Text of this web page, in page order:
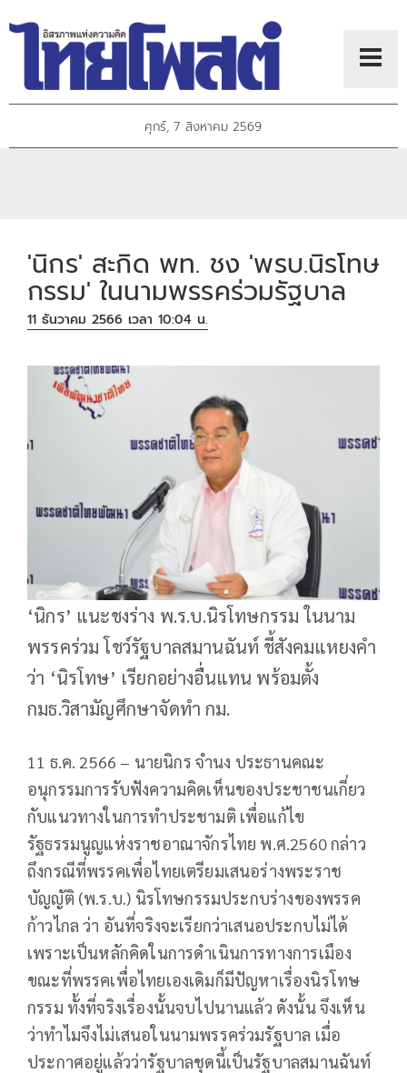
ศุกร์, 7 สิงหาคม 2569
'นิกร' สะกิด พท. ชง 'พรบ.นิรโทษ
กรรม' ในนามพรรคร่วมรัฐบาล
11 ธันวาคม 2566 เวลา 10:04 น.
‘นิกร’ แนะชงร่าง พ.ร.บ.นิรโทษกรรม ในนาม
พรรคร่วม โชว์รัฐบาลสมานฉันท์ ชี้สังคมแหยงคำ
ว่า ‘นิรโทษ’ เรียกอย่างอื่นแทน พร้อมตั้ง
กมธ.วิสามัญศึกษาจัดทำ กม.
11 ธ.ค. 2566 – นายนิกร จำนง ประธานคณะ
อนุกรรมการรับฟังความคิดเห็นของประชาชนเกี่ยว
กับแนวทางในการทำประชามติ เพื่อแก้ไข
รัฐธรรมนูญแห่งราชอาณาจักรไทย พ.ศ.2560 กล่าว
ถึงกรณีที่พรรคเพื่อไทยเตรียมเสนอร่างพระราช
บัญญัติ (พ.ร.บ.) นิรโทษกรรมประกบร่างของพรรค
ก้าวไกล ว่า อันที่จริงจะเรียกว่าเสนอประกบไม่ได้
เพราะเป็นหลักคิดในการดำเนินการทางการเมือง
ขณะที่พรรคเพื่อไทยเองเดิมก็มีปัญหาเรื่องนิรโทษ
กรรม ทั้งที่จริงเรื่องนั้นจบไปนานแล้ว ดังนั้น จึงเห็น
ว่าทำไมจึงไม่เสนอในนามพรรคร่วมรัฐบาล เมื่อ
ประกาศอยู่แล้วว่ารัฐบาลชุดนี้เป็นรัฐบาลสมานฉันท์